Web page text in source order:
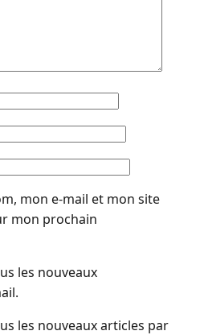
mon e-mail et mon site
mon prochain
les nouveaux
les nouveaux articles par